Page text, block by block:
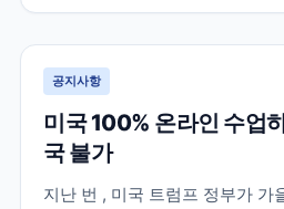
공지사항
미국 100% 온라인 수업
국 불가
지난 번 , 미국 트럼프 정부가 가